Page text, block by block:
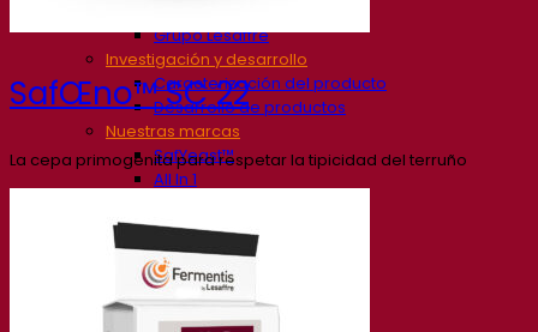
Grupo Lesaffre
Investigación y desarrollo
Caracterización del producto
Desarrollo de productos
Nuestras marcas
SafYeast™
All In 1
Otros servicios
Toll manufacturing
Catas de bebidas
Soluciones de fermentación
Cerveza
SafŒno™ SC 22
La cepa primogénita para respetar la tipicidad del terruño